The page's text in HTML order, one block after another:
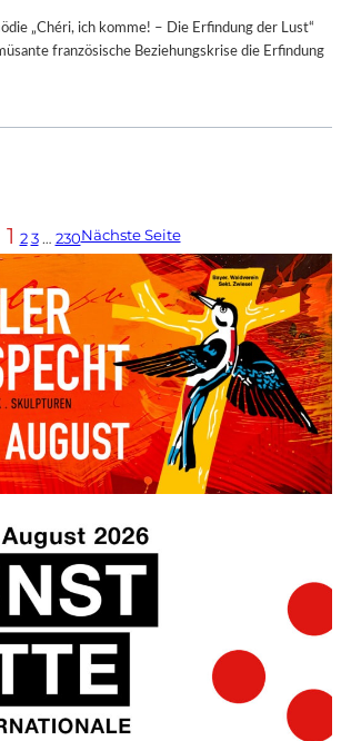
„Chéri, ich komme! – Die Erfindung der Lust“
französische Beziehungskrise die Erfindung
1 2 3 … 230Nächste Seite